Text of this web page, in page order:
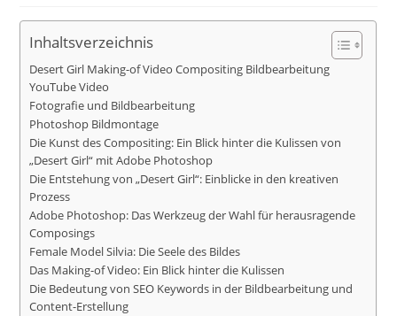
Inhaltsverzeichnis
Desert Girl Making-of Video Compositing Bildbearbeitung
YouTube Video
Fotografie und Bildbearbeitung
Photoshop Bildmontage
Die Kunst des Compositing: Ein Blick hinter die Kulissen von
„Desert Girl“ mit Adobe Photoshop
Die Entstehung von „Desert Girl“: Einblicke in den kreativen
Prozess
Adobe Photoshop: Das Werkzeug der Wahl für herausragende
Composings
Female Model Silvia: Die Seele des Bildes
Das Making-of Video: Ein Blick hinter die Kulissen
Die Bedeutung von SEO Keywords in der Bildbearbeitung und
Content-Erstellung